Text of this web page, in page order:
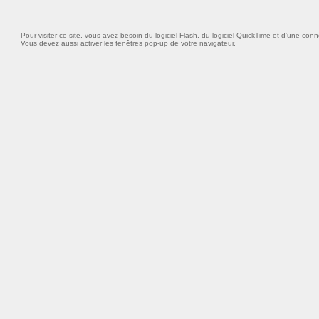
Pour visiter ce site, vous avez besoin du logiciel Flash, du logiciel QuickTime et d'une
Vous devez aussi activer les fenêtres pop-up de votre navigateur.